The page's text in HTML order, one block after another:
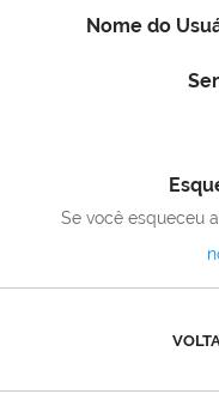
Nome do
Se você esqueceu